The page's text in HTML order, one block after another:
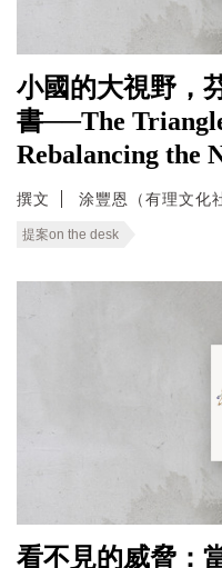
小國的大視野，
書──The
Rebalancing the
撰文 涂豐恩（有理文化
提案on the desk
看不見的威脅：